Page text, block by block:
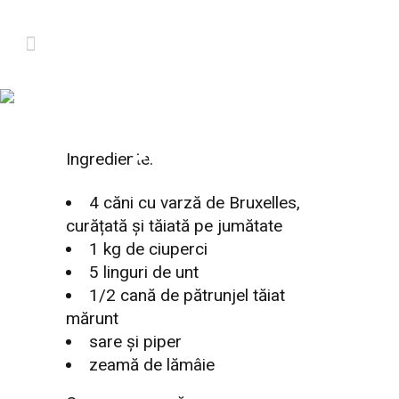
CIUPERCI
Ingrediente:
4 căni cu varză de Bruxelles,
curățată și tăiată pe jumătate
1 kg de ciuperci
5 linguri de unt
1/2 cană de pătrunjel tăiat
mărunt
sare și piper
zeamă de lămâie